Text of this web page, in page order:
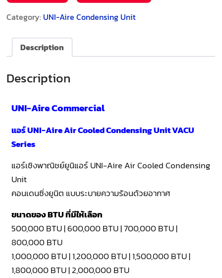
Category: UNI-Aire Condensing Unit
Description
Description
UNI-Aire Commercial
แอร์ UNI-Aire Air Cooled Condensing Unit VACU
Series
แอร์เชิงพาณิชย์ยูนิแอร์ UNI-Aire Air Cooled Condensing
Unit
คอนเดนซิ่งยูนิต แบบระบายความร้อนด้วยอากาศ
ขนาดของ BTU ที่มีให้เลือก
500,000 BTU | 600,000 BTU | 700,000 BTU |
800,000 BTU
1,000,000 BTU | 1,200,000 BTU | 1,500,000 BTU |
1,800,000 BTU | 2,000,000 BTU